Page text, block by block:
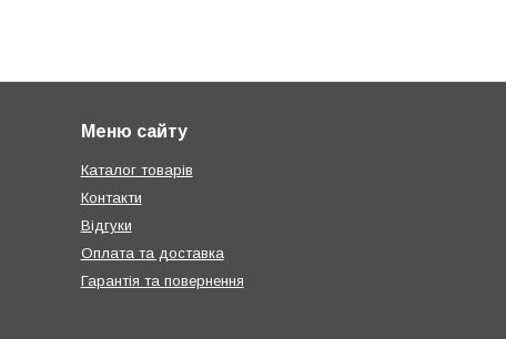
Меню сайту
Каталог товарів
Контакти
Відгуки
Оплата та доставка
Гарантія та повернення